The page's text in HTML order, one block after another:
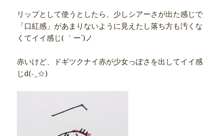
リップとして使うとしたら、少しシアーさが出た感じで
「口紅感」があまりないように見えたし落ち方も汚くな
くてイイ感じ( ｀ー´)ノ
赤いけど、ドギツクナイ赤が少女っぽさを出してイイ感
じd(-_☆)